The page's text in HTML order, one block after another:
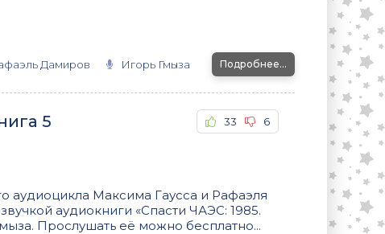
Дамиров Игорь Гмыза Подробнее...
5 33 6
аудиоцикла Максима Гаусса и Рафаэля
аудиокниги «Спасти ЧАЭС: 1985.
Прослушать её можно бесплатно...